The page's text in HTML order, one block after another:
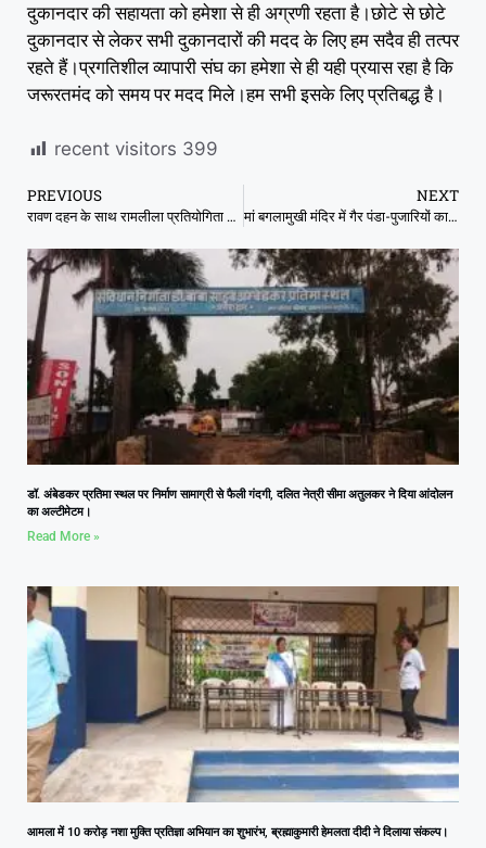
दुकानदार की सहायता को हमेशा से ही अग्रणी रहता है।छोटे से छोटे
दुकानदार से लेकर सभी दुकानदारों की मदद के लिए हम सदैव ही तत्पर
रहते हैं।प्रगतिशील व्यापारी संघ का हमेशा से ही यही प्रयास रहा है कि
जरूरतमंद को समय पर मदद मिले।हम सभी इसके लिए प्रतिबद्ध है।
recent visitors 399
PREVIOUS
रावण दहन के साथ रामलीला प्रतियोगिता का हुआ समापन,राम अभिषेक के बाद हुआ पुरस्कारों का वितरण।
NEXT
मां बगलामुखी मंदिर में गैर पंडा-पुजारियों का बढ़ता अवैध दखल — प्रशासनिक लापरवाही पर उठे सवाल, SDM की भूमिका पर चर्चा तेज
डॉ. अंबेडकर प्रतिमा स्थल पर निर्माण सामाग्री से फैली गंदगी, दलित नेत्री सीमा अतुलकर ने दिया आंदोलन
का अल्टीमेटम।
Read More »
आमला में 10 करोड़ नशा मुक्ति प्रतिज्ञा अभियान का शुभारंभ, ब्रह्माकुमारी हेमलता दीदी ने दिलाया संकल्प।